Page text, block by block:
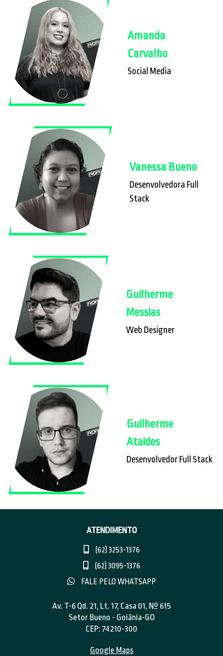
Amanda
Carvalho
Social Media
Vanessa Bueno
Desenvolvedora Full
Stack
Guilherme
Messias
Web Designer
Guilherme
Ataides
Desenvolvedor Full Stack
ATENDIMENTO
(62) 3253-1376
(62) 3095-1376
FALE PELO WHATSAPP
Av. T-6 Qd. 21, Lt. 17, Casa 01, Nº 615
Setor Bueno - Goiânia-GO
CEP: 74210-300
Google Maps